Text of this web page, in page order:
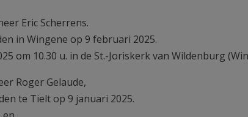
Eric Scherrens.
in Wingene op 9 februari 2025.
om 10.30 u. in de St.-Joriskerk van Wildenburg
Roger Gelaude,
te Tielt op 9 januari 2025.